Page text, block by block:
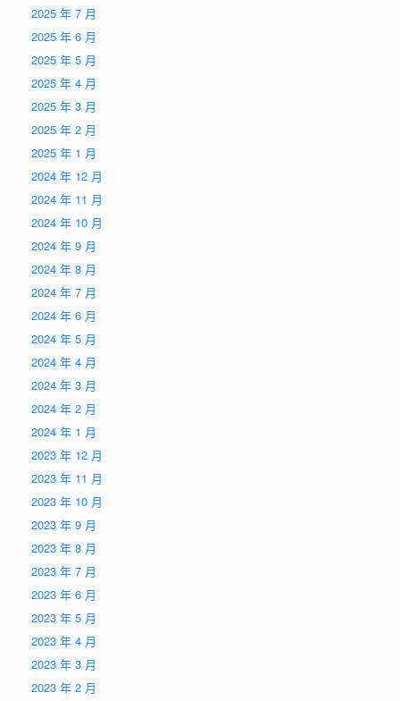
2025 年 7 月
2025 年 6 月
2025 年 5 月
2025 年 4 月
2025 年 3 月
2025 年 2 月
2025 年 1 月
2024 年 12 月
2024 年 11 月
2024 年 10 月
2024 年 9 月
2024 年 8 月
2024 年 7 月
2024 年 6 月
2024 年 5 月
2024 年 4 月
2024 年 3 月
2024 年 2 月
2024 年 1 月
2023 年 12 月
2023 年 11 月
2023 年 10 月
2023 年 9 月
2023 年 8 月
2023 年 7 月
2023 年 6 月
2023 年 5 月
2023 年 4 月
2023 年 3 月
2023 年 2 月